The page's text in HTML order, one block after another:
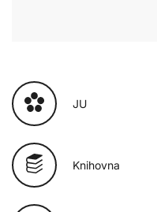
JU
Knihovna